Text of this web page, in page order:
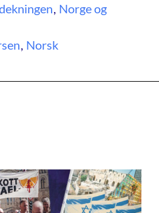
Norge og
Norsk